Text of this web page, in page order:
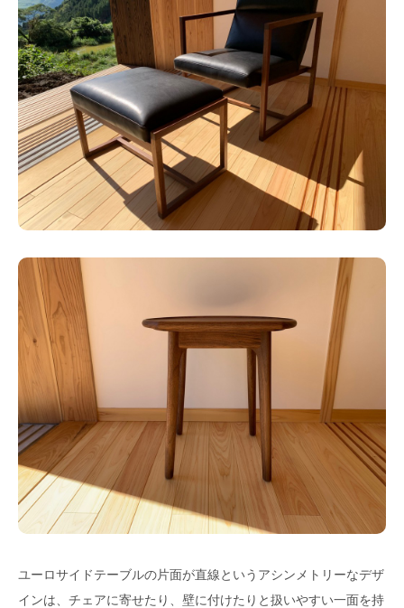
ユーロサイドテーブルの片面が直線というアシンメトリーなデザ
インは、チェアに寄せたり、壁に付けたりと扱いやすい一面を持